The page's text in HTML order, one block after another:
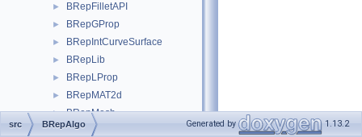
► BRepFilletAPI
► BRepGProp
► BRepIntCurveSurface
► BRepLib
► BRepLProp
► BRepMAT2d
► BRepMesh
► BRepMeshData
src BRepAlgo Generated by 1.13.2